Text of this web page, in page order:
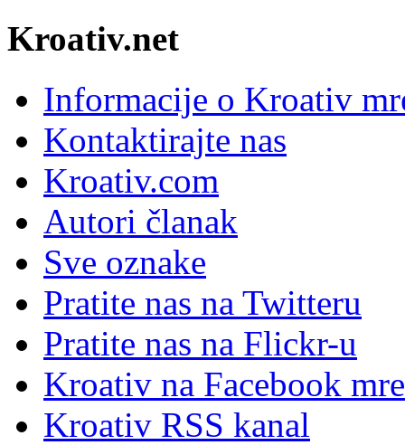
Kroativ.net
Informacije o Kroativ
Kontaktirajte nas
Kroativ.com
Autori članak
Sve oznake
Pratite nas na Twitteru
Pratite nas na Flickr-u
Kroativ na Facebook
Kroativ RSS kanal